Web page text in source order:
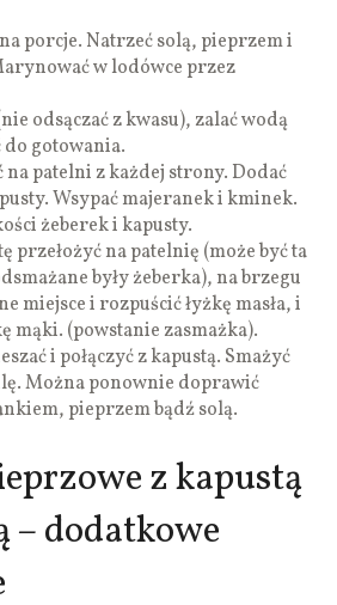
porcje. Natrzeć solą, pieprzem i
w lodówce przez
odsączać z kwasu), zalać wodą
gotowania.
na patelni z każdej strony. Dodać
Wsypać majeranek i kminek.
żeberek i kapusty.
przełożyć na patelnię (może być ta
były żeberka), na brzegu
miejsce i rozpuścić łyżkę masła, i
mąki. (powstanie zasmażka).
i połączyć z kapustą. Smażyć
Można ponownie doprawić
pieprzem bądź solą.
z kapustą
– dodatkowe